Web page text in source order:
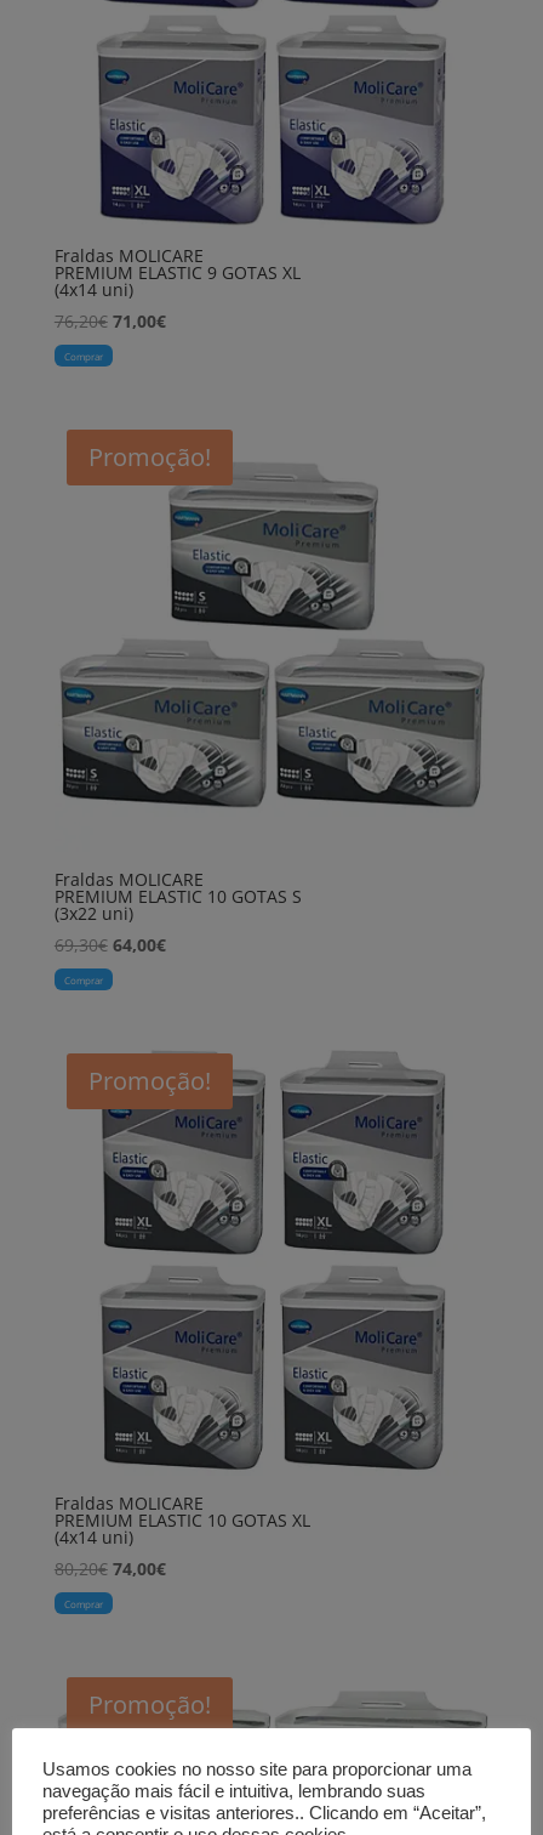
Fraldas MOLICARE
PREMIUM ELASTIC 9 GOTAS XL
(4x14 uni)
76,20€ O
preço
76,20€.
71,00€O
71,00€.
Comprar
Promoção!
Fraldas MOLICARE
PREMIUM ELASTIC 10 GOTAS S
(3x22 uni)
69,30€ O
preço
69,30€.
64,00€O
64,00€.
Comprar
Promoção!
Fraldas MOLICARE
PREMIUM ELASTIC 10 GOTAS XL
(4x14 uni)
80,20€ O
preço
80,20€.
74,00€O
74,00€.
Comprar
Promoção!
Usamos cookies no nosso site para proporcionar uma
navegação mais fácil e intuitiva, lembrando suas
preferências e visitas anteriores.. Clicando em “Aceitar”,